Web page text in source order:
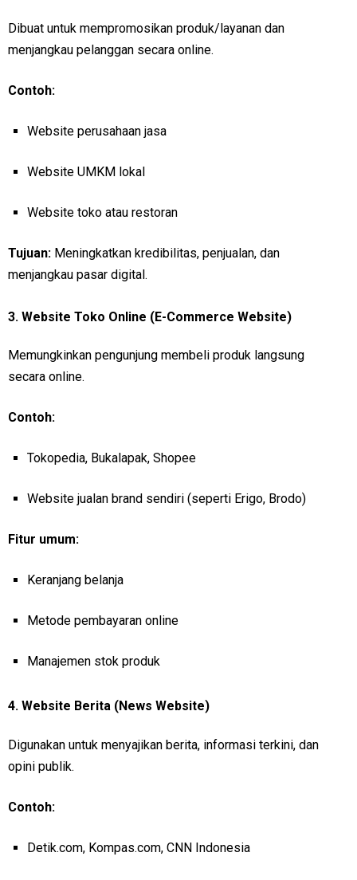
Dibuat untuk mempromosikan produk/layanan dan
menjangkau pelanggan secara online.
Contoh:
Website perusahaan jasa
Website UMKM lokal
Website toko atau restoran
Tujuan: Meningkatkan kredibilitas, penjualan, dan
menjangkau pasar digital.
3. Website Toko Online (E-Commerce Website)
Memungkinkan pengunjung membeli produk langsung
secara online.
Contoh:
Tokopedia, Bukalapak, Shopee
Website jualan brand sendiri (seperti Erigo, Brodo)
Fitur umum:
Keranjang belanja
Metode pembayaran online
Manajemen stok produk
4. Website Berita (News Website)
Digunakan untuk menyajikan berita, informasi terkini, dan
opini publik.
Contoh:
Detik.com, Kompas.com, CNN Indonesia